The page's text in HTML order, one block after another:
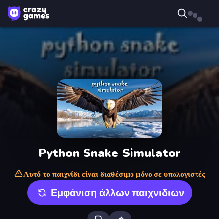
Python Snake Simulator
Αυτό το παιχνίδι είναι διαθέσιμο μόνο σε υπολογιστές
Εμφάνιση άλλων παιχνιδιών